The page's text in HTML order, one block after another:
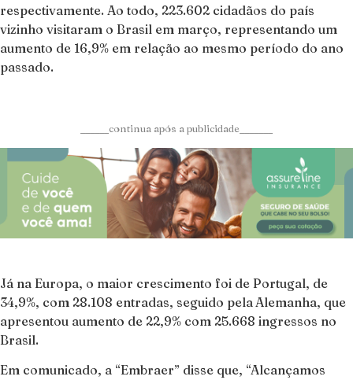
respectivamente. Ao todo, 223.602 cidadãos do país
vizinho visitaram o Brasil em março, representando um
aumento de 16,9% em relação ao mesmo período do ano
passado.
______continua após a publicidade_______
Já na Europa, o maior crescimento foi de Portugal, de
34,9%, com 28.108 entradas, seguido pela Alemanha, que
apresentou aumento de 22,9% com 25.668 ingressos no
Brasil.
Em comunicado, a “Embraer” disse que, “Alcançamos